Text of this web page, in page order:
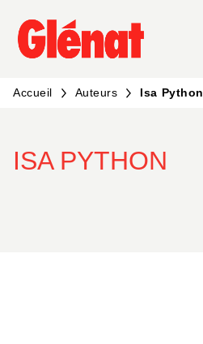
MENU RECHERCHE
PIED DE PAGE
Accueil Auteurs Isa Python
ISA PYTHON